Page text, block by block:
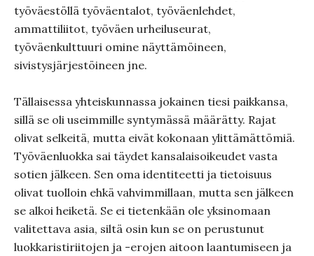
työväestöllä työväentalot, työväenlehdet,
ammattiliitot, työväen urheiluseurat,
työväenkulttuuri omine näyttämöineen,
sivistysjärjestöineen jne.
Tällaisessa yhteiskunnassa jokainen tiesi paikkansa,
sillä se oli useimmille syntymässä määrätty. Rajat
olivat selkeitä, mutta eivät kokonaan ylittämättömiä.
Työväenluokka sai täydet kansalaisoikeudet vasta
sotien jälkeen. Sen oma identiteetti ja tietoisuus
olivat tuolloin ehkä vahvimmillaan, mutta sen jälkeen
se alkoi heiketä. Se ei tietenkään ole yksinomaan
valitettava asia, siltä osin kun se on perustunut
luokkaristiriitojen ja -erojen aitoon laantumiseen ja